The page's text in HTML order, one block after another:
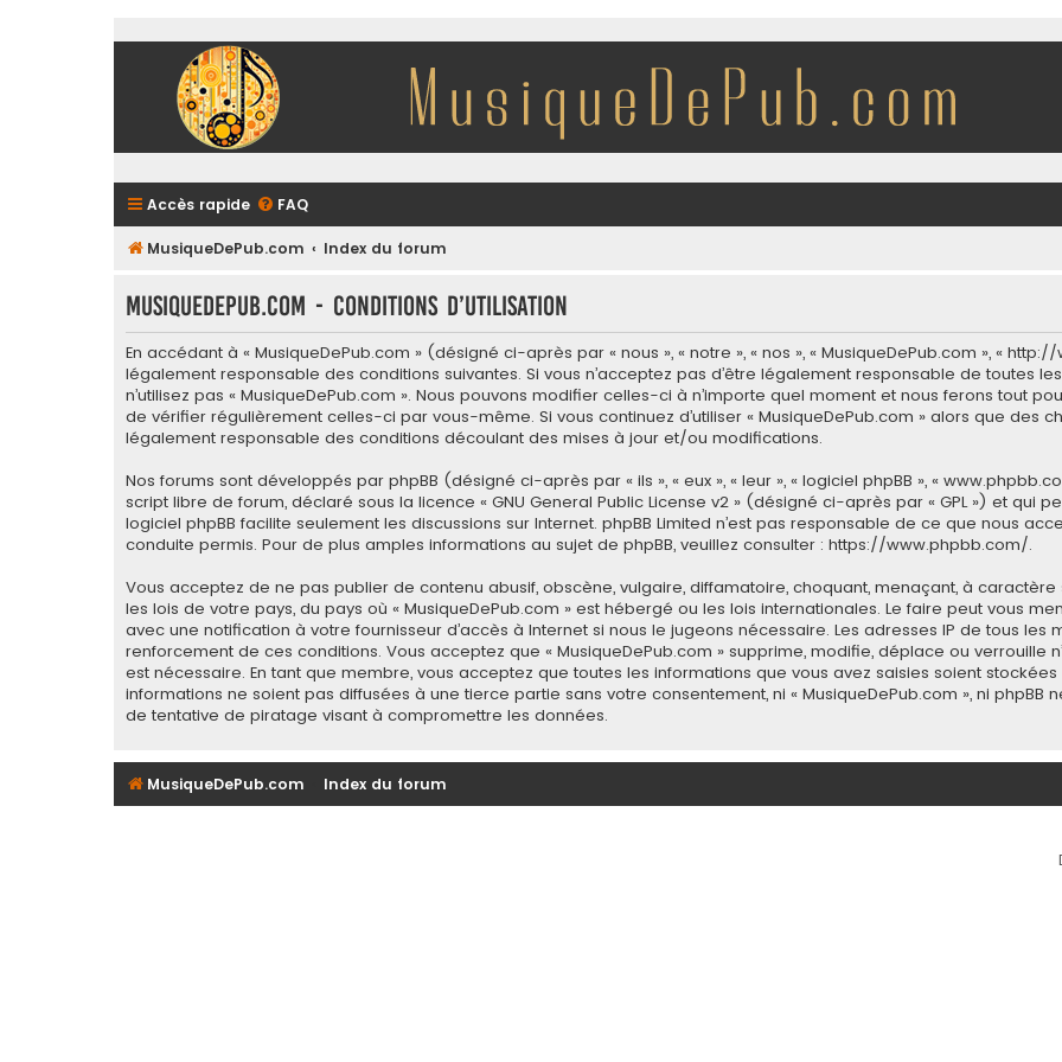
Accès rapide FAQ
MusiqueDePub.com Index du forum
MusiqueDePub.com - Conditions d’utilisation
En accédant à « MusiqueDePub.com » (désigné ci-après par « nous », « notre », « nos », « MusiqueDePub.com », «
légalement responsable des conditions suivantes. Si vous n’acceptez pas d’être légalement responsable de toutes
n’utilisez pas « MusiqueDePub.com ». Nous pouvons modifier celles-ci à n’importe quel moment et nous ferons tout
de vérifier régulièrement celles-ci par vous-même. Si vous continuez d’utiliser « MusiqueDePub.com » alors que des
légalement responsable des conditions découlant des mises à jour et/ou modifications.
Nos forums sont développés par phpBB (désigné ci-après par « ils », « eux », « leur », « logiciel phpBB », «
script libre de forum, déclaré sous la licence « GNU General Public License v2 » (désigné ci-après par « GPL ») et qui
logiciel phpBB facilite seulement les discussions sur Internet. phpBB Limited n’est pas responsable de ce que nous
conduite permis. Pour de plus amples informations au sujet de phpBB, veuillez consulter : https://www.phpbb.com/.
Vous acceptez de ne pas publier de contenu abusif, obscène, vulgaire, diffamatoire, choquant, menaçant, à
les lois de votre pays, du pays où « MusiqueDePub.com » est hébergé ou les lois internationales. Le faire peut vous
avec une notification à votre fournisseur d’accès à Internet si nous le jugeons nécessaire. Les adresses IP de tous
renforcement de ces conditions. Vous acceptez que « MusiqueDePub.com » supprime, modifie, déplace ou verrouille
est nécessaire. En tant que membre, vous acceptez que toutes les informations que vous avez saisies soient
informations ne soient pas diffusées à une tierce partie sans votre consentement, ni « MusiqueDePub.com », ni
de tentative de piratage visant à compromettre les données.
MusiqueDePub.com Index du forum